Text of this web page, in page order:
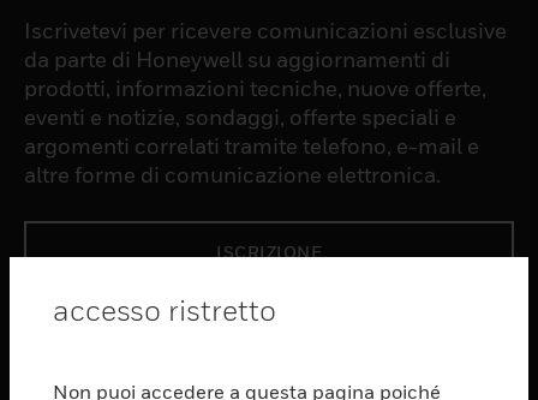
Iscrivetevi per ricevere comunicazioni esclusive
da parte di Honeywell su aggiornamenti di
prodotti, informazioni tecniche, nuove offerte,
eventi e notizie, sondaggi, offerte speciali e
argomenti correlati tramite telefono, e-mail e
altre forme di comunicazione elettronica.
ISCRIZIONE
PRODUCTS
SOFTWARE
accesso ristretto
Non puoi accedere a questa pagina poiché